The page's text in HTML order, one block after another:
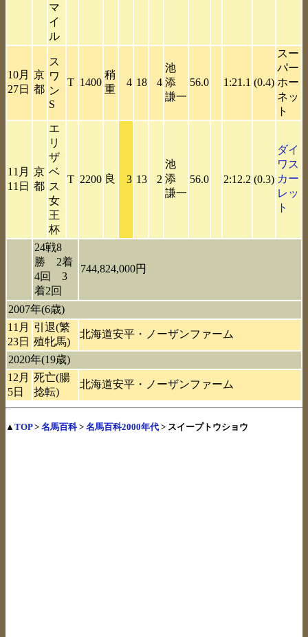
マ
イ
ル
10月
27日
京
都
ス
ワ
ン
S
T 1400
稍
重
4 18 4
池
添
謙一
56.0 1:21.1 (0.4)
スー
パー
ホー
ネッ
ト
11月
11日
京
都
エ
リ
ザ
ベ
ス
女
王
杯
T 2200 良 3 13 2
池
添
謙一
56.0 2:12.2 (0.3)
ダイ
ワス
カー
レッ
ト
24戦8
勝 2着
4回 3
着2回
744,824,000円
2007年(6歳)
11月
23日
引退(繁
殖牝馬)
北海道安平・ノーザンファーム
2020年(19歳)
12月
5日
死亡(腸
捻転)
北海道安平・ノーザンファーム
▲ TOP> 名馬百科> 名馬百科2000年代 > スイープトウショウ